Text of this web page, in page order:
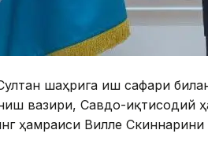
шаҳрига иш сафари
вазири, Савдо-иқтисодий
ҳамраиси Вилле Скиннарини